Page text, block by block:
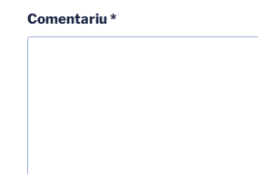
Comentariu*